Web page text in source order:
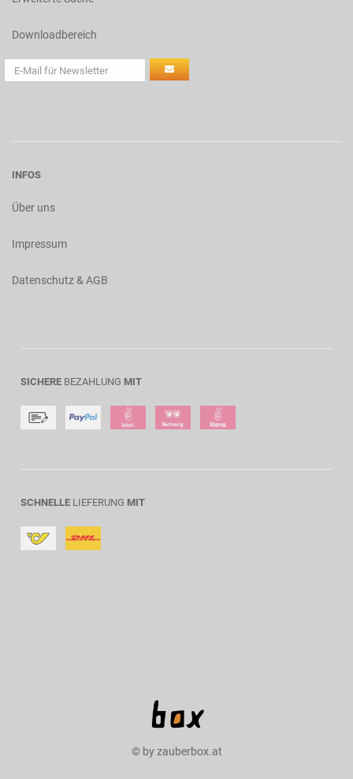
Downloadbereich
INFOS
Über uns
Impressum
Datenschutz & AGB
SICHERE BEZAHLUNG MIT
SCHNELLE LIEFERUNG MIT
© by zauberbox.at